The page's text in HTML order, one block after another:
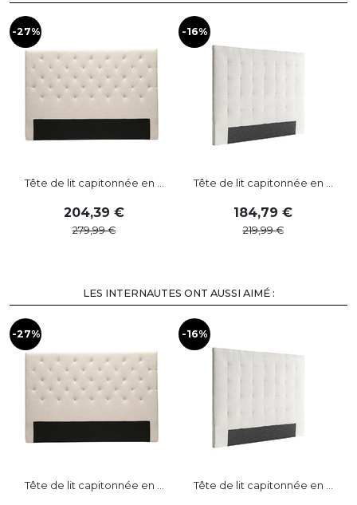
-27%
Tête de lit capitonnée en ...
204,39
279,99
-16%
Tête de lit capitonnée en ...
184,79
219,99
LES INTERNAUTES ONT AUSSI AIMÉ :
-27%
Tête de lit capitonnée en ...
-16%
Tête de lit capitonnée en ...